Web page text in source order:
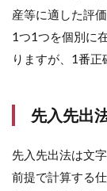
産等に適した評価
1つ1つを個別に
りますが、1番正
先入先出
先入先出法は文
前提で計算する